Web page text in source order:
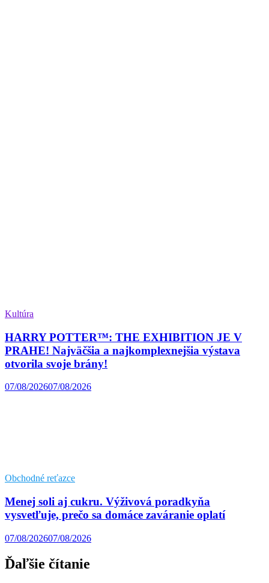
Kultúra
HARRY POTTER™: THE EXHIBITION JE V
PRAHE! Najväčšia a najkomplexnejšia výstava
otvorila svoje brány!
07/08/202607/08/2026
Obchodné reťazce
Menej soli aj cukru. Výživová poradkyňa
vysvetľuje, prečo sa domáce zaváranie oplatí
07/08/202607/08/2026
Ďaľšie čítanie